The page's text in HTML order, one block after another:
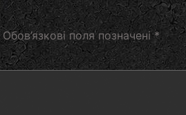
Обов’язкові поля позначені*